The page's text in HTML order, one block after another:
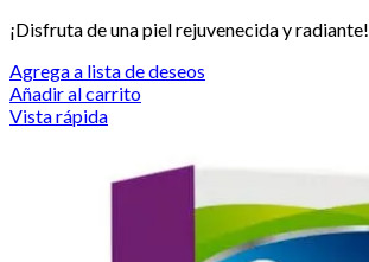
¡Disfruta de una piel rejuvenecida y radiante!
Agrega a lista de deseos
Añadir al carrito
Vista rápida